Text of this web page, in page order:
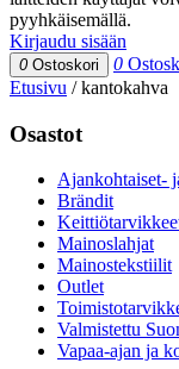
pyyhkäisemällä.
Kirjaudu sisään
0 Ostoskori 0
Etusivu /kantokahva
Osastot
Ajankohtaiset-
Brändit
Mainoslahjat
Mainostekstiilit
Outlet
Valmistettu
Vapaa-ajan ja